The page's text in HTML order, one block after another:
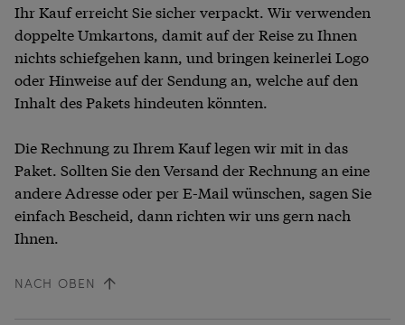
Ihr Kauf erreicht Sie sicher verpackt. Wir verwenden
doppelte Umkartons, damit auf der Reise zu Ihnen
nichts schiefgehen kann, und bringen keinerlei Logo
oder Hinweise auf der Sendung an, welche auf den
Inhalt des Pakets hindeuten könnten.
Die Rechnung zu Ihrem Kauf legen wir mit in das
Paket. Sollten Sie den Versand der Rechnung an eine
andere Adresse oder per E-Mail wünschen, sagen Sie
einfach Bescheid, dann richten wir uns gern nach
Ihnen.
NACH OBEN